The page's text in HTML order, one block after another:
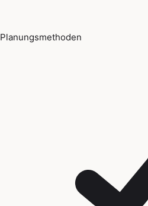
Planungsmethoden